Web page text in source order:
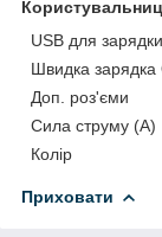
USB для зарядки
Швидка зарядка
Доп. роз'єми
Сила струму (А)
Колір
Приховати